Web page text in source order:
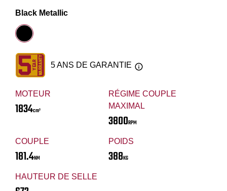
MOTEUR
1834cm³
RÉGIME COUPLE
MAXIMAL
3800RPM
COUPLE
181.4NM
POIDS
388KG
HAUTEUR DE SELLE
Black Metallic
5 ANS DE GARANTIE